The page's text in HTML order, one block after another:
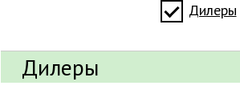
Дилеры
Дилеры